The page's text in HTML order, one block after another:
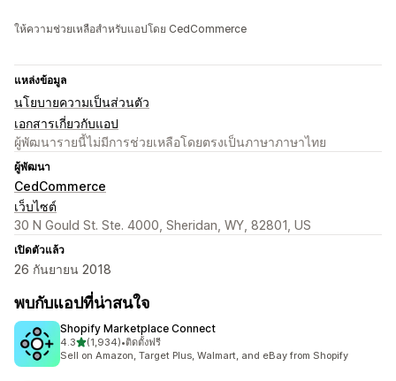
ให้ความช่วยเหลือสำหรับแอปโดย CedCommerce
แหล่งข้อมูล
นโยบายความเป็นส่วนตัว
เอกสารเกี่ยวกับแอป
ผู้พัฒนารายนี้ไม่มีการช่วยเหลือโดยตรงเป็นภาษาภาษาไทย
ผู้พัฒนา
CedCommerce
เว็บไซต์
30 N Gould St. Ste. 4000, Sheridan, WY, 82801, US
เปิดตัวแล้ว
26 กันยายน 2018
พบกับแอปที่น่าสนใจ
Shopify Marketplace Connect
4.3เต็ม 5 ดาว
(1,934)
ทั้งหมด 1934 รีวิว
•ติดตั้งฟรี
Sell on Amazon, Target Plus, Walmart, and eBay from Shopify